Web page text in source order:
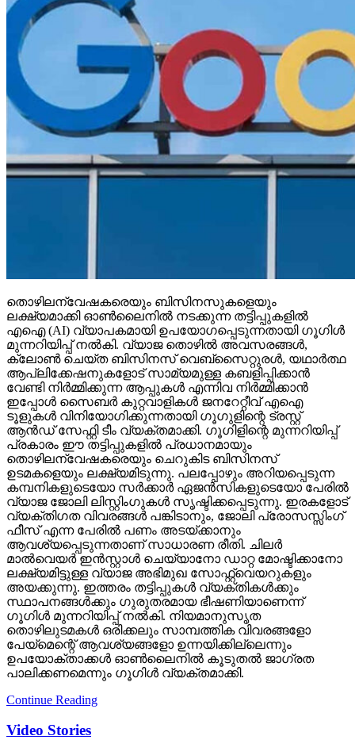
തൊഴിലന്വേഷകരെയും ബിസിനസുകളെയും
ലക്ഷ്യമാക്കി ഓണ്‍ലൈനില്‍ നടക്കുന്ന തട്ടിപ്പുകളില്‍
എഐ (AI) വ്യാപകമായി ഉപയോഗപ്പെടുന്നതായി ഗൂഗിള്‍
മുന്നറിയിപ്പ് നല്‍കി. വ്യാജ തൊഴില്‍ അവസരങ്ങള്‍,
ക്ലോണ്‍ ചെയ്ത ബിസിനസ് വെബ്‌സൈറ്റുരള്‍, യഥാര്‍ത്ഥ
ആപ്ലിക്കേഷനുകളോട് സാമ്യമുള്ള കബളിപ്പിക്കാന്‍
വേണ്ടി നിര്‍മ്മിക്കുന്ന ആപ്പുകള്‍ എന്നിവ നിര്‍മ്മിക്കാന്‍
ഇപ്പോള്‍ സൈബര്‍ കുറ്റവാളികള്‍ ജനറേറ്റീവ് എഐ
ടൂളുകള്‍ വിനിയോഗിക്കുന്നതായി ഗൂഗുളിന്റെ ട്രസ്റ്റ്
ആന്‍ഡ് സേഫ്റ്റി ടീം വ്യക്തമാക്കി. ഗൂഗിളിന്റെ മുന്നറിയിപ്പ്
പ്രകാരം ഈ തട്ടിപ്പുകളില്‍ പ്രധാനമായും
തൊഴിലന്വേഷകരെയും ചെറുകിട ബിസിനസ്
ഉടമകളെയും ലക്ഷ്യമിടുന്നു. പലപ്പോഴും അറിയപ്പെടുന്ന
കമ്പനികളുടെയോ സര്‍ക്കാര്‍ ഏജന്‍സികളുടെയോ പേരില്‍
വ്യാജ ജോലി ലിസ്റ്റിംഗുകള്‍ സൃഷ്ടിക്കപ്പെടുന്നു. ഇരകളോട്
വ്യക്തിഗത വിവരങ്ങള്‍ പങ്കിടാനും, ജോലി പ്രോസസ്സിംഗ്
ഫീസ് എന്ന പേരില്‍ പണം അടയ്ക്കാനും
ആവശ്യപ്പെടുന്നതാണ് സാധാരണ രീതി. ചിലര്‍
മാല്‍വെയര്‍ ഇന്‍സ്റ്റാള്‍ ചെയ്യാനോ ഡാറ്റ മോഷ്ടിക്കാനോ
ലക്ഷ്യമിട്ടുള്ള വ്യാജ അഭിമുഖ സോഫ്റ്റ്‌വെയറുകളും
അയക്കുന്നു. ഇത്തരം തട്ടിപ്പുകള്‍ വ്യക്തികള്‍ക്കും
സ്ഥാപനങ്ങള്‍ക്കും ഗുരുതരമായ ഭീഷണിയാണെന്ന്
ഗൂഗിള്‍ മുന്നറിയിപ്പ് നല്‍കി. നിയമാനുസൃത
തൊഴിലുടമകള്‍ ഒരിക്കലും സാമ്പത്തിക വിവരങ്ങളോ
പേയ്‌മെന്റെ് ആവശ്യങ്ങളോ ഉന്നയിക്കില്ലെന്നും
ഉപയോക്താക്കള്‍ ഓണ്‍ലൈനില്‍ കൂടുതല്‍ ജാഗ്രത
പാലിക്കണമെന്നും ഗൂഗിള്‍ വ്യക്തമാക്കി.
Continue Reading
Video Stories